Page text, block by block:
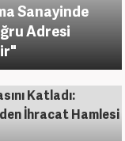
Sanayinde
Adresi